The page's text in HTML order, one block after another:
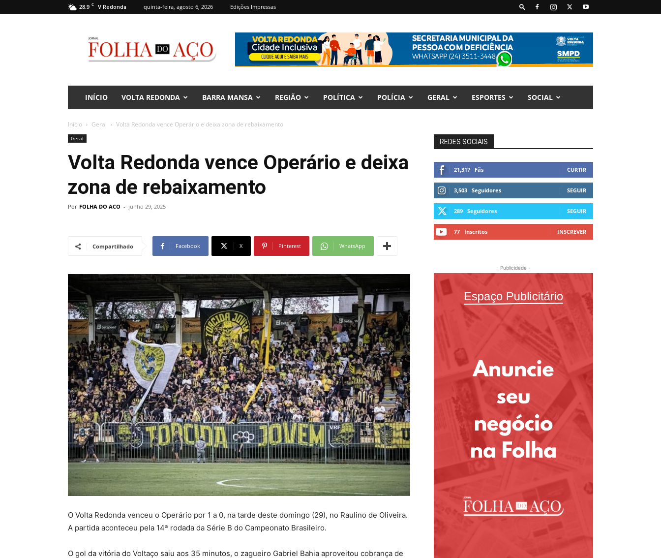
28.9 C V Redonda quinta-feira, agosto 6, 2026 Edições Impressas
Folha
do
Aço
INÍCIO VOLTA REDONDA BARRA MANSA REGIÃO POLÍTICA POLÍCIA GERAL ESPORTES SOCIAL
Início Geral Volta Redonda vence Operário e deixa zona de rebaixamento
Geral
Volta Redonda vence Operário e deixa
zona de rebaixamento
Por FOLHA DO ACO - junho 29, 2025
Compartilhado Facebook X Pinterest WhatsApp
O Volta Redonda venceu o Operário por 1 a 0, na tarde deste domingo (29), no Raulino de Oliveira.
A partida aconteceu pela 14ª rodada da Série B do Campeonato Brasileiro.
O gol da vitória do Voltaço saiu aos 35 minutos, o zagueiro Gabriel Bahia aproveitou cobrança de
REDES SOCIAIS
21,317 Fãs CURTIR
3,503 Seguidores SEGUIR
289 Seguidores SEGUIR
77 Inscritos INSCREVER
- Publicidade -